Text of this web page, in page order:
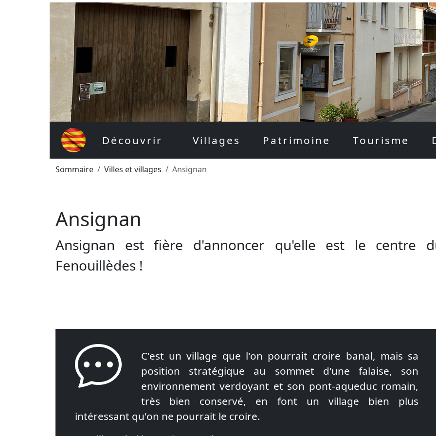
Découvrir Villages Patrimoine Tourisme
Sommaire Villes et villages Ansignan
Ansignan
Ansignan est fière d'annoncer qu'elle est le centre
Fenouillèdes !
C'est un village que l'on pourrait croire banal, mais sa
position stratégique au sommet d'une falaise, son
environnement verdoyant et son pont-aqueduc romain,
très bien conservé, en font un village bien plus
intéressant qu'on ne pourrait le croire.